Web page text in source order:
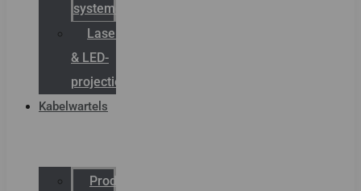
systemen
Laserbelijning
& LED-
projectie
Kabelwartels
Productcatalogus